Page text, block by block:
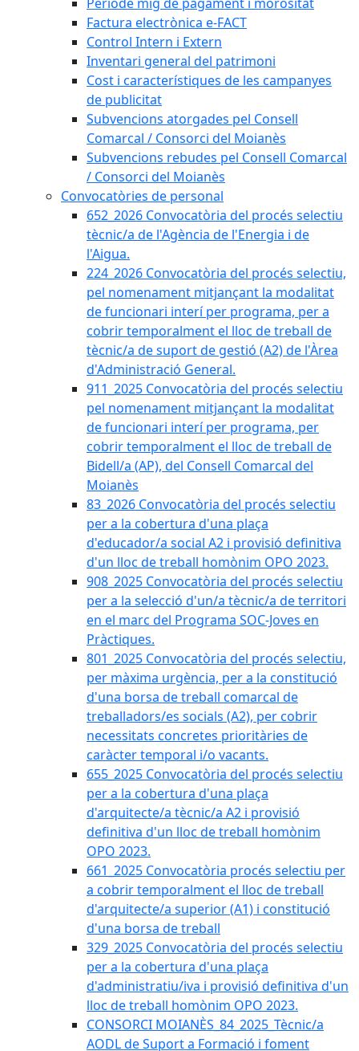
Factura electrònica e-FACT
Control Intern i Extern
Inventari general del patrimoni
Cost i característiques de les campanyes
de publicitat
Subvencions atorgades pel Consell
Comarcal / Consorci del Moianès
Subvencions rebudes pel Consell Comarcal
/ Consorci del Moianès
Convocatòries de personal
652_2026 Convocatòria del procés selectiu
tècnic/a de l'Agència de l'Energia i de
l'Aigua.
224_2026 Convocatòria del procés selectiu,
pel nomenament mitjançant la modalitat
de funcionari interí per programa, per a
cobrir temporalment el lloc de treball de
tècnic/a de suport de gestió (A2) de l'Àrea
d'Administració General.
911_2025 Convocatòria del procés selectiu
pel nomenament mitjançant la modalitat
de funcionari interí per programa, per
cobrir temporalment el lloc de treball de
Bidell/a (AP), del Consell Comarcal del
Moianès
83_2026 Convocatòria del procés selectiu
per a la cobertura d'una plaça
d'educador/a social A2 i provisió definitiva
d'un lloc de treball homònim OPO 2023.
908_2025 Convocatòria del procés selectiu
per a la selecció d'un/a tècnic/a de territori
en el marc del Programa SOC-Joves en
Pràctiques.
801_2025 Convocatòria del procés selectiu,
per màxima urgència, per a la constitució
d'una borsa de treball comarcal de
treballadors/es socials (A2), per cobrir
necessitats concretes prioritàries de
caràcter temporal i/o vacants.
655_2025 Convocatòria del procés selectiu
per a la cobertura d'una plaça
d'arquitecte/a tècnic/a A2 i provisió
definitiva d'un lloc de treball homònim
OPO 2023.
661_2025 Convocatòria procés selectiu per
a cobrir temporalment el lloc de treball
d'arquitecte/a superior (A1) i constitució
d'una borsa de treball
329_2025 Convocatòria del procés selectiu
per a la cobertura d'una plaça
d'administratiu/iva i provisió definitiva d'un
lloc de treball homònim OPO 2023.
CONSORCI MOIANÈS_84_2025_Tècnic/a
AODL de Suport a Formació i foment